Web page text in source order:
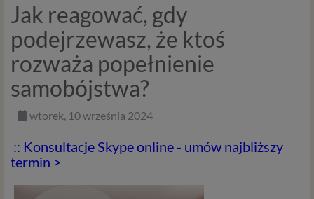
Jak reagować, gdy
podejrzewasz, że ktoś
rozważa popełnienie
samobójstwa?
wtorek, 10 września 2024
:: Konsultacje Skype online - umów najbliższy
termin >